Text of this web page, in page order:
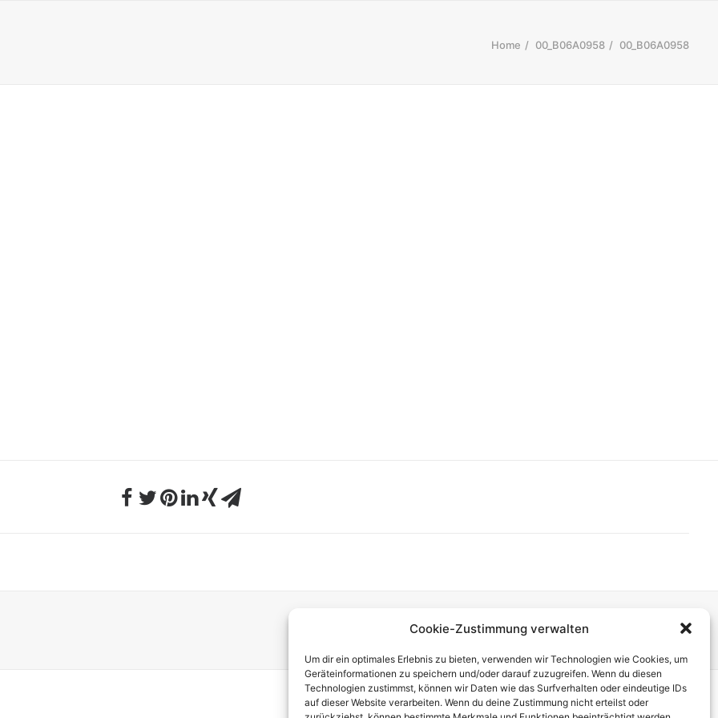
Cookie-Zustimmung verwalten
Um dir ein optimales Erlebnis zu bieten, verwenden wir Technologien wie Cookies, um
Geräteinformationen zu speichern und/oder darauf zuzugreifen. Wenn du diesen
Technologien zustimmst, können wir Daten wie das Surfverhalten oder eindeutige IDs
auf dieser Website verarbeiten. Wenn du deine Zustimmung nicht erteilst oder
Home 00_B06A0958 00_B06A0958